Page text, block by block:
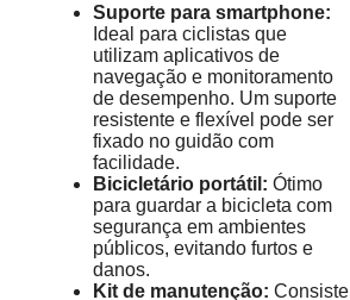
Suporte para smartphone:
Ideal para ciclistas que
utilizam aplicativos de
navegação e monitoramento
de desempenho. Um suporte
resistente e flexível pode ser
fixado no guidão com
facilidade.
Bicicletário portátil: Ótimo
para guardar a bicicleta com
segurança em ambientes
públicos, evitando furtos e
danos.
Kit de manutenção: Consiste